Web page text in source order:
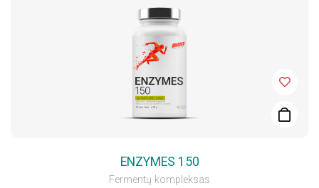
ENZYMES 150
Fermentų kompleksas